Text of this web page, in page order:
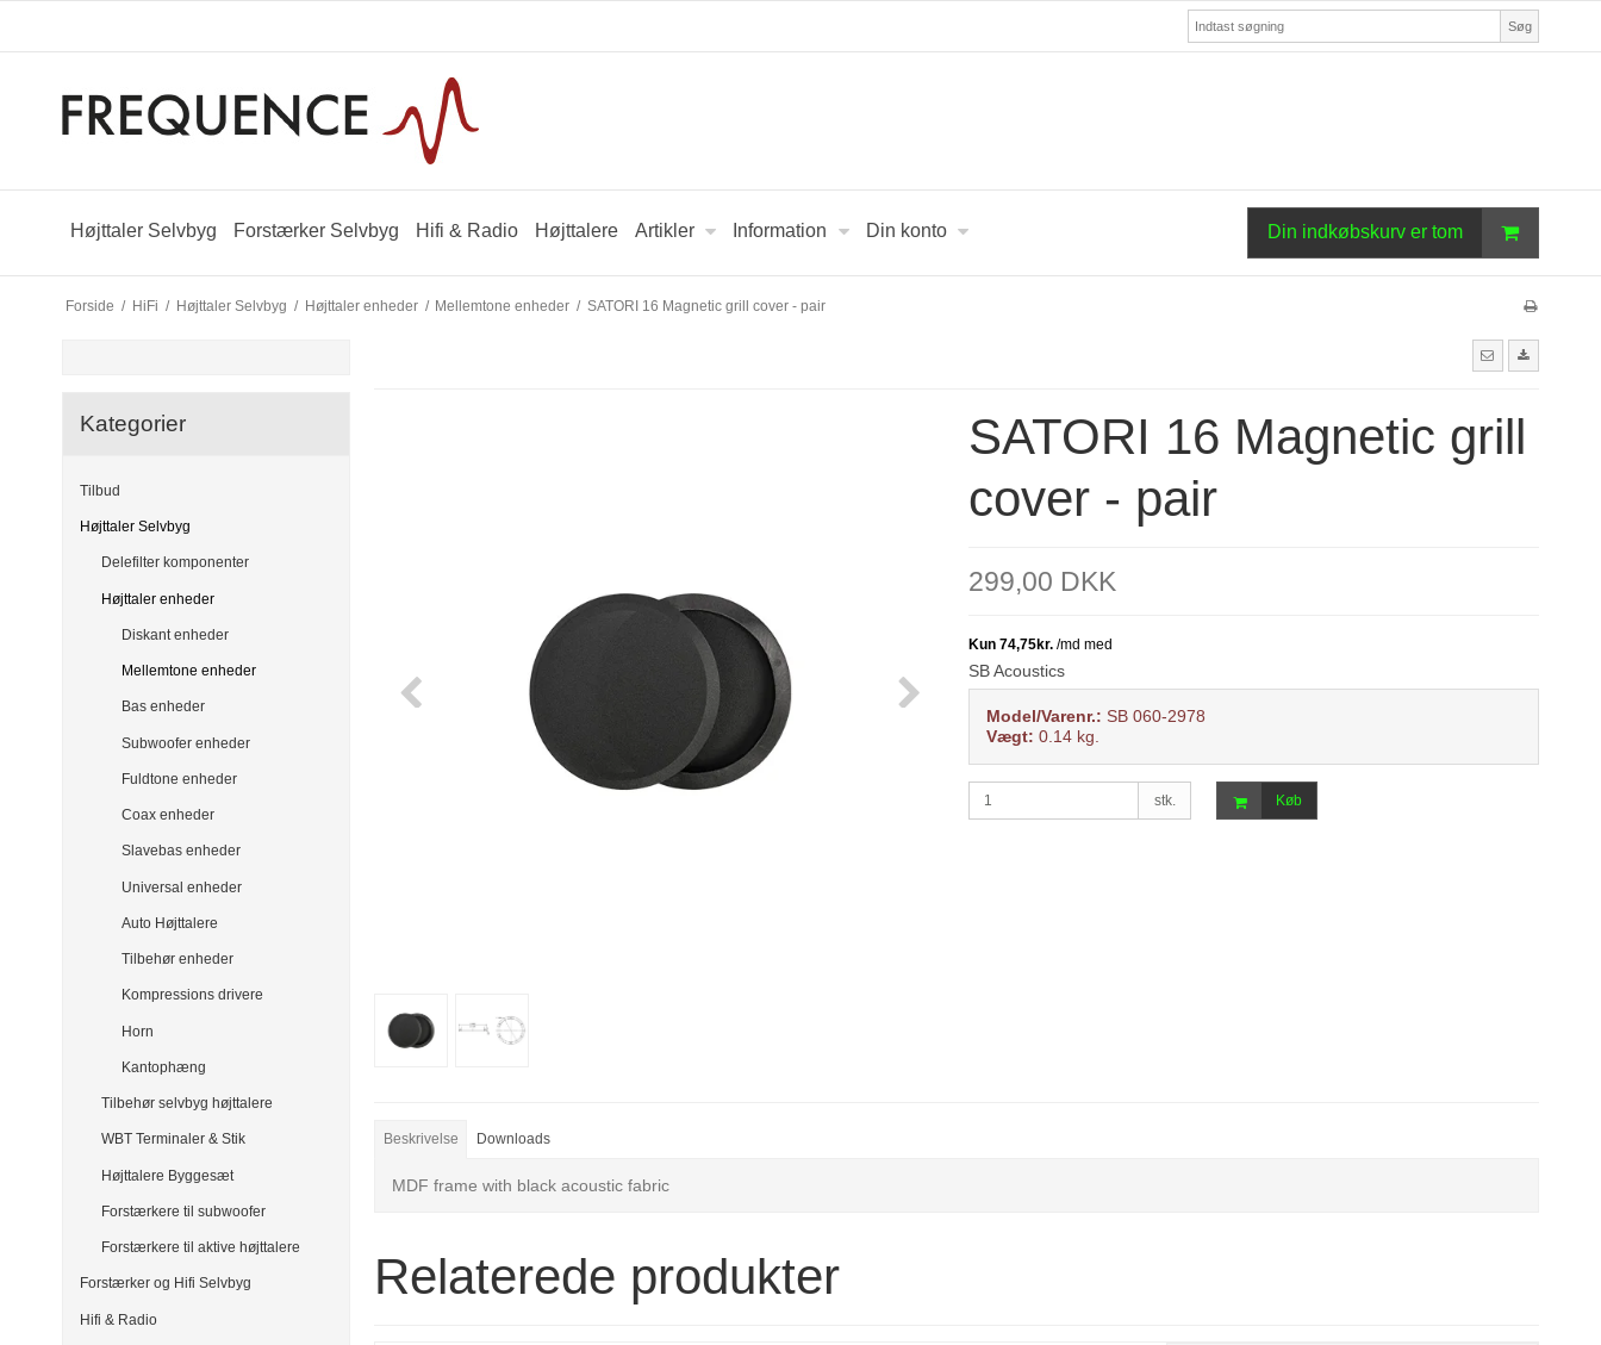
Søg
Højttaler Selvbyg Forstærker Selvbyg Hifi & Radio Højttalere Artikler Information Din konto Din indkøbskurv er tom
Forside / HiFi / Højttaler Selvbyg / Højttaler enheder / Mellemtone enheder / SATORI 16 Magnetic grill cover - pair
Kategorier
Tilbud
Højttaler Selvbyg
Delefilter komponenter
Højttaler enheder
Diskant enheder
Mellemtone enheder
Bas enheder
Subwoofer enheder
Fuldtone enheder
Coax enheder
Slavebas enheder
Universal enheder
Auto Højttalere
Tilbehør enheder
Kompressions drivere
Horn
Kantophæng
Tilbehør selvbyg højttalere
WBT Terminaler & Stik
Højttalere Byggesæt
Forstærkere til subwoofer
Forstærkere til aktive højttalere
Forstærker og Hifi Selvbyg
Hifi & Radio
SATORI 16 Magnetic grill
cover - pair
299,00 DKK
SB Acoustics
Model/Varenr.: SB 060-2978
Vægt: 0.14 kg.
stk. Køb
Beskrivelse Downloads
MDF frame with black acoustic fabric
Relaterede produkter